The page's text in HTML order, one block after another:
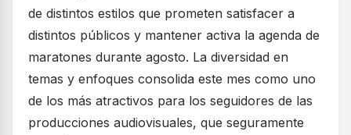
de distintos estilos que prometen satisfacer a
distintos públicos y mantener activa la agenda de
maratones durante agosto. La diversidad en
temas y enfoques consolida este mes como uno
de los más atractivos para los seguidores de las
producciones audiovisuales, que seguramente